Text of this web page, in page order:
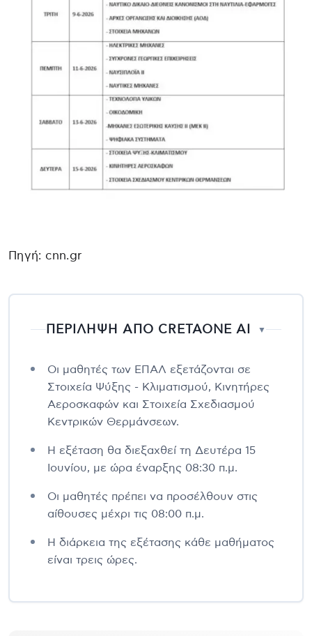
Πηγή: cnn.gr
ΠΕΡΙΛΗΨΗ ΑΠΟ CRETAONE AI ▼
Οι μαθητές των ΕΠΑΛ εξετάζονται σε
Στοιχεία Ψύξης - Κλιματισμού, Κινητήρες
Αεροσκαφών και Στοιχεία Σχεδιασμού
Κεντρικών Θερμάνσεων.
Η εξέταση θα διεξαχθεί τη Δευτέρα 15
Ιουνίου, με ώρα έναρξης 08:30 π.μ.
Οι μαθητές πρέπει να προσέλθουν στις
αίθουσες μέχρι τις 08:00 π.μ.
Η διάρκεια της εξέτασης κάθε μαθήματος
είναι τρεις ώρες.